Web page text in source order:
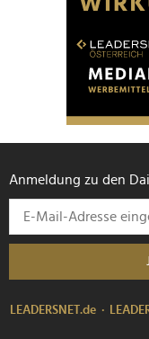
Anmeldung zu den
LEADERSNET.de